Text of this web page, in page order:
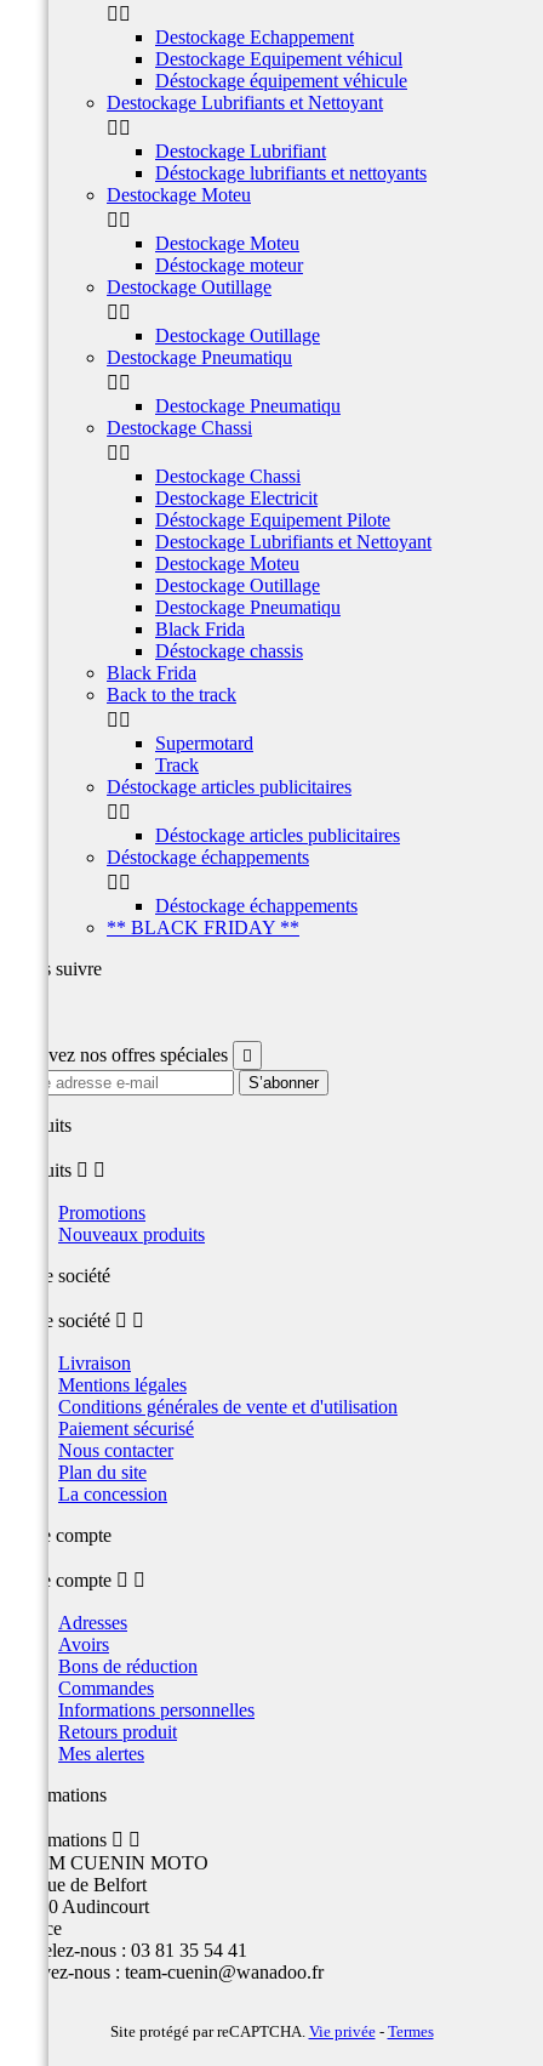
 
Destockage Echappement
Destockage Equipement véhicul
Déstockage équipement véhicule
Destockage Lubrifiants et Nettoyant
 
Destockage Lubrifiant
Déstockage lubrifiants et nettoyants
Destockage Moteu
 
Destockage Moteu
Déstockage moteur
Destockage Outillage
 
Destockage Outillage
Destockage Pneumatiqu
 
Destockage Pneumatiqu
Destockage Chassi
 
Destockage Chassi
Destockage Electricit
Déstockage Equipement Pilote
Destockage Lubrifiants et Nettoyant
Destockage Moteu
Destockage Outillage
Destockage Pneumatiqu
Black Frida
Déstockage chassis
Black Frida
Back to the track
 
Supermotard
Track
Déstockage articles publicitaires
 
Déstockage articles publicitaires
Déstockage échappements
 
Déstockage échappements
** BLACK FRIDAY **
Nous suivre
Recevez nos offres spéciales 
produits
produits  
Promotions
Nouveaux produits
Notre société
Notre société  
Livraison
Mentions légales
Conditions générales de vente et d'utilisation
Paiement sécurisé
Nous contacter
Plan du site
La concession
Votre compte
Votre compte  
Adresses
Avoirs
Bons de réduction
Commandes
Informations personnelles
Retours produit
Mes alertes
Informations
Informations  
TEAM CUENIN MOTO
26 Rue de Belfort
25400 Audincourt
France
Appelez-nous : 03 81 35 54 41
Écrivez-nous : team-cuenin@wanadoo.fr
Site protégé par reCAPTCHA. Vie privée- Termes